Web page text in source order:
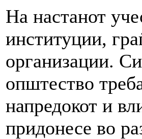
На настанот
институции,
организации.
општество
напредокот и
придонесе во